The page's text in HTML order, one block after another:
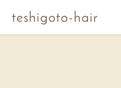
teshigoto-hair